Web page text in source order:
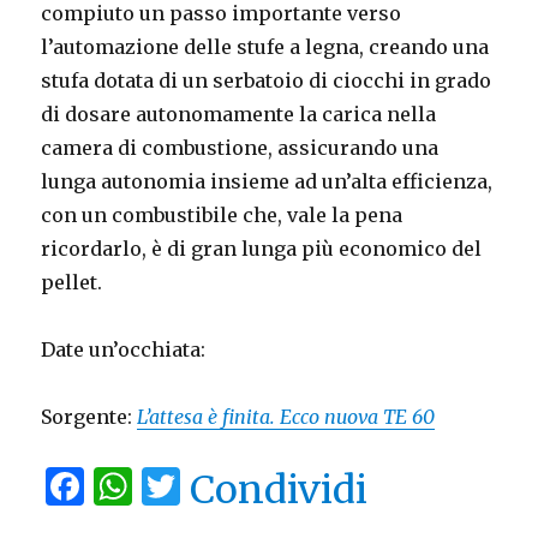
compiuto un passo importante verso
l’automazione delle stufe a legna, creando una
stufa dotata di un serbatoio di ciocchi in grado
di dosare autonomamente la carica nella
camera di combustione, assicurando una
lunga autonomia insieme ad un’alta efficienza,
con un combustibile che, vale la pena
ricordarlo, è di gran lunga più economico del
pellet.
Date un’occhiata:
Sorgente:L’attesa è finita. Ecco nuova TE 60
F
W T
Condividi